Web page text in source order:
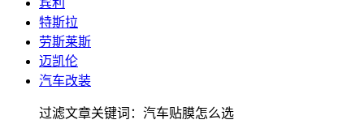
特斯拉
劳斯莱斯
迈凯伦
汽车改装
过滤文章关键词：汽车贴膜怎么选